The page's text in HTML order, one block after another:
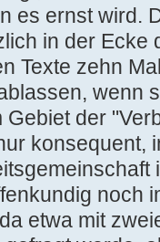
es ernst wird.
in der Ecke
Texte zehn
wenn
der
konsequent,
noch
etwa mit